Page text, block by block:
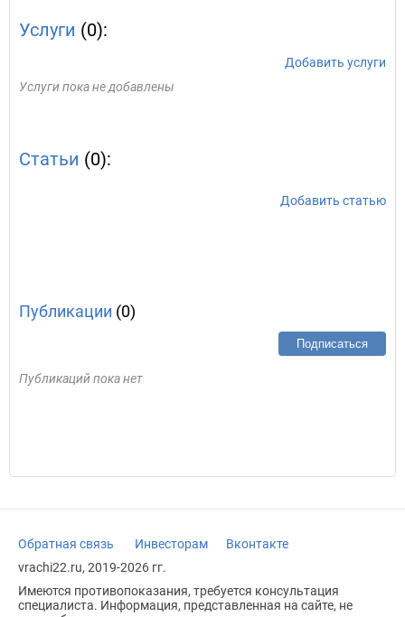
Услуги (0):
Добавить услуги
Услуги пока не добавлены
Статьи (0):
Добавить статью
Публикации (0)
Подписаться
Публикаций пока нет
Обратная связь Инвесторам
Вконтакте
vrachi22.ru, 2019-2026 гг.
Имеются противопоказания, требуется консультация
специалиста. Информация, представленная на сайте, не